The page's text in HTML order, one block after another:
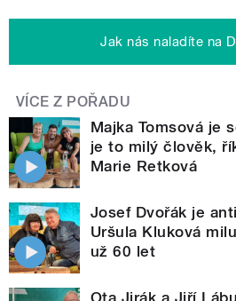
Jak nás naladíte na
VÍCE Z POŘADU
Majka Tomsová je
je to milý člověk,
Marie Retková
Josef Dvořák je
Uršula Kluková
už 60 let